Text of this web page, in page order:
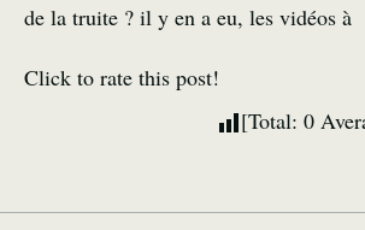
de la truite ? il y en a eu, les vidéos
Click to rate this post!
[Total: 0